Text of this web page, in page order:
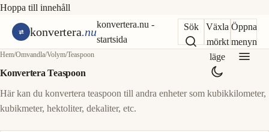
Hoppa till innehåll
konvertera.nu
konvertera.nu -
startsida
Sök
Växla
mörkt
läge
Öppna
menyn
Hem/Omvandla/Volym/Teaspoon
Konvertera Teaspoon
Här kan du konvertera teaspoon till andra enheter som kubikkilometer,
kubikmeter, hektoliter, dekaliter, etc.